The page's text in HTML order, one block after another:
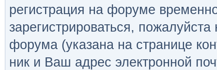
регистрация на форуме
зарегистрироваться,
форума (указана на странице
ник и Ваш адрес электронной